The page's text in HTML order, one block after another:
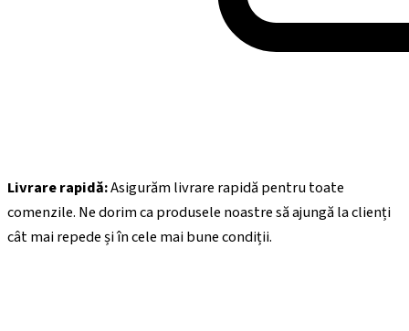
Livrare rapidă:Asigurăm livrare rapidă pentru toate
comenzile. Ne dorim ca produsele noastre să ajungă la clienți
cât mai repede și în cele mai bune condiții.